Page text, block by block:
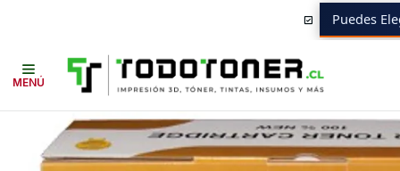
MENÚ
Puedes
SAMSUNG Insumos